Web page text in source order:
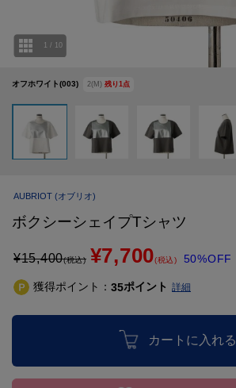
オフホワイト(003) 2(M) 残り 1 点
1 / 10
AUBRIOT (オブリオ)
ボクシーシェイプTシャツ
¥15,400(税込) ¥7,700(税込) 50%OFF
獲得ポイント： 35ポイント 詳細
カートに入れる